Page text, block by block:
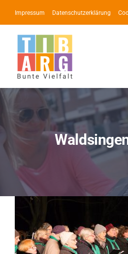
Inhalt
springen
Impressum Datenschutzerklärung
Lotse
Service
Events
Impressionen